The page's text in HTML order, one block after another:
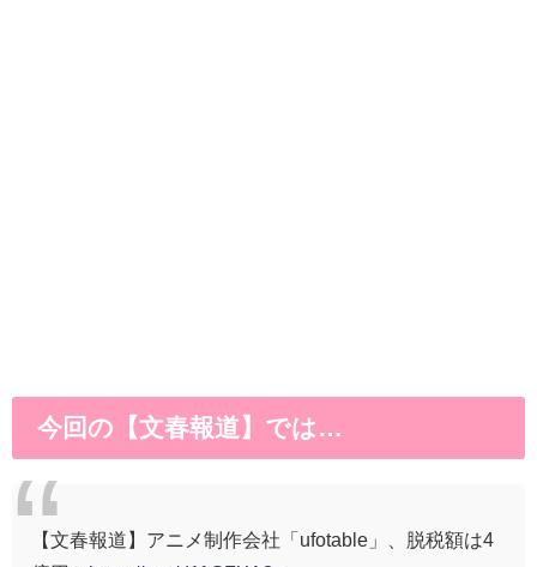
今回の【文春報道】では…
【文春報道】アニメ制作会社「ufotable」、脱税額は4